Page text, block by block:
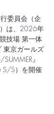
委員会（企
は、2026年
技場 第一体
東京ガールズ
』
S/S）を開催